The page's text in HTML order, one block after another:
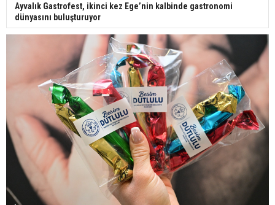
Ayvalık Gastrofest, ikinci kez Ege’nin kalbinde gastronomi
dünyasını buluşturuyor